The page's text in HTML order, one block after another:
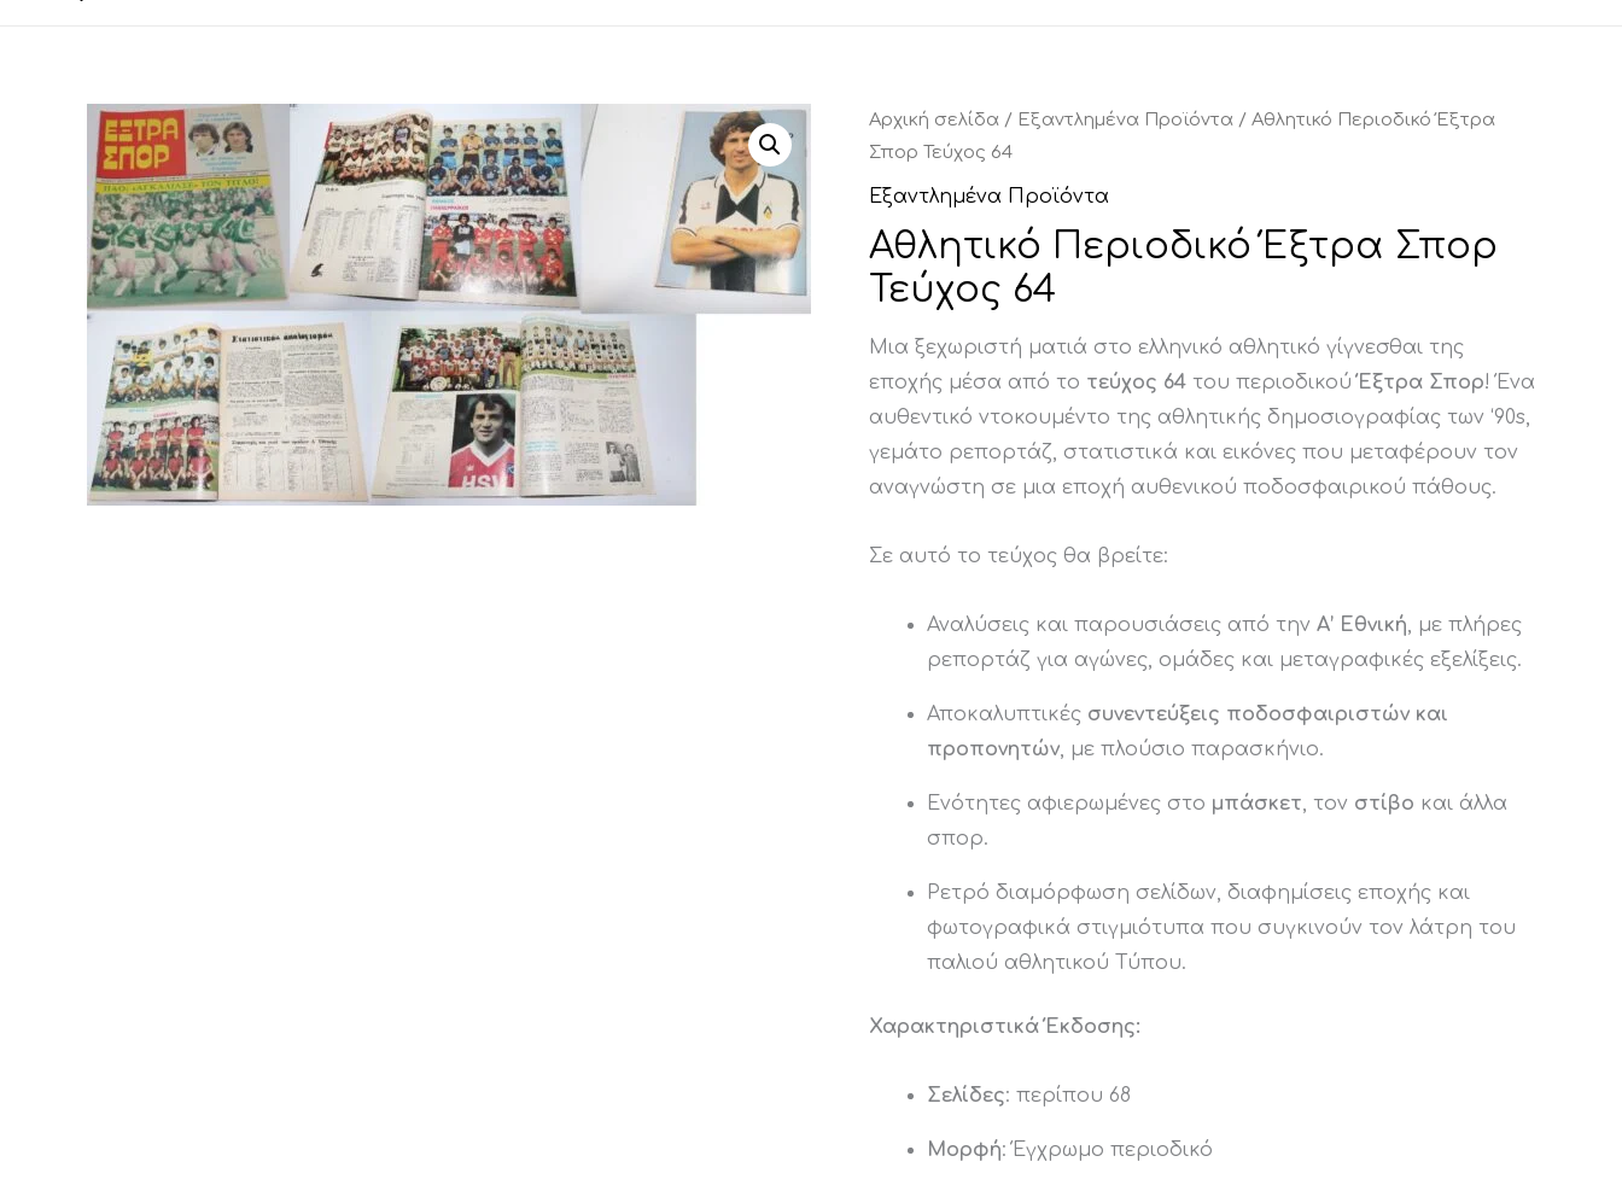
Αρχική σελίδα / Εξαντλημένα Προϊόντα / Αθλητικό Περιοδικό Έξτρα
Σπορ Τεύχος 64
Εξαντλημένα Προϊόντα
Αθλητικό Περιοδικό Έξτρα Σπορ
Τεύχος 64
Μια ξεχωριστή ματιά στο ελληνικό αθλητικό γίγνεσθαι της
εποχής μέσα από το τεύχος 64 του περιοδικούΈξτρα Σπορ! Ένα
αυθεντικό ντοκουμέντο της αθλητικής δημοσιογραφίας των ‘90s,
γεμάτο ρεπορτάζ, στατιστικά και εικόνες που μεταφέρουν τον
αναγνώστη σε μια εποχή αυθενικού ποδοσφαιρικού πάθους.
Σε αυτό το τεύχος θα βρείτε:
Αναλύσεις και παρουσιάσεις από την Α’ Εθνική, με πλήρες
ρεπορτάζ για αγώνες, ομάδες και μεταγραφικές εξελίξεις.
Αποκαλυπτικές συνεντεύξεις ποδοσφαιριστών και
προπονητών, με πλούσιο παρασκήνιο.
Ενότητες αφιερωμένες στο μπάσκετ, τον στίβο και άλλα
σπορ.
Ρετρό διαμόρφωση σελίδων, διαφημίσεις εποχής και
φωτογραφικά στιγμιότυπα που συγκινούν τον λάτρη του
παλιού αθλητικού Τύπου.
Χαρακτηριστικά Έκδοσης:
Σελίδες: περίπου 68
Μορφή: Έγχρωμο περιοδικό